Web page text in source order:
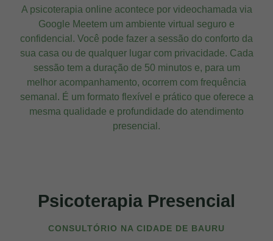
A psicoterapia online acontece por videochamada via
Google Meetem um ambiente virtual seguro e
confidencial. Você pode fazer a sessão do conforto da
sua casa ou de qualquer lugar com privacidade. Cada
sessão tem a duração de 50 minutos e, para um
melhor acompanhamento, ocorrem com frequência
semanal. É um formato flexível e prático que oferece a
mesma qualidade e profundidade do atendimento
presencial.
Psicoterapia Presencial
CONSULTÓRIO NA CIDADE DE BAURU